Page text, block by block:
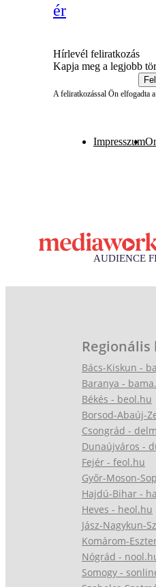
ér
Hírlevél feliratkozás
Kapja meg a legjobb
A feliratkozással Ön elfogadta a
Impresszum
Bács-Kiskun -
Baranya -
Békés - beol.hu
Borsod-Abaúj-
Csongrád -
Dunaújváros -
Fejér - feol.hu
Győr-Moson-
Hajdú-Bihar -
Heves - heol.hu
Jász-Nagykun-
Komárom-
Nógrád -
Somogy -